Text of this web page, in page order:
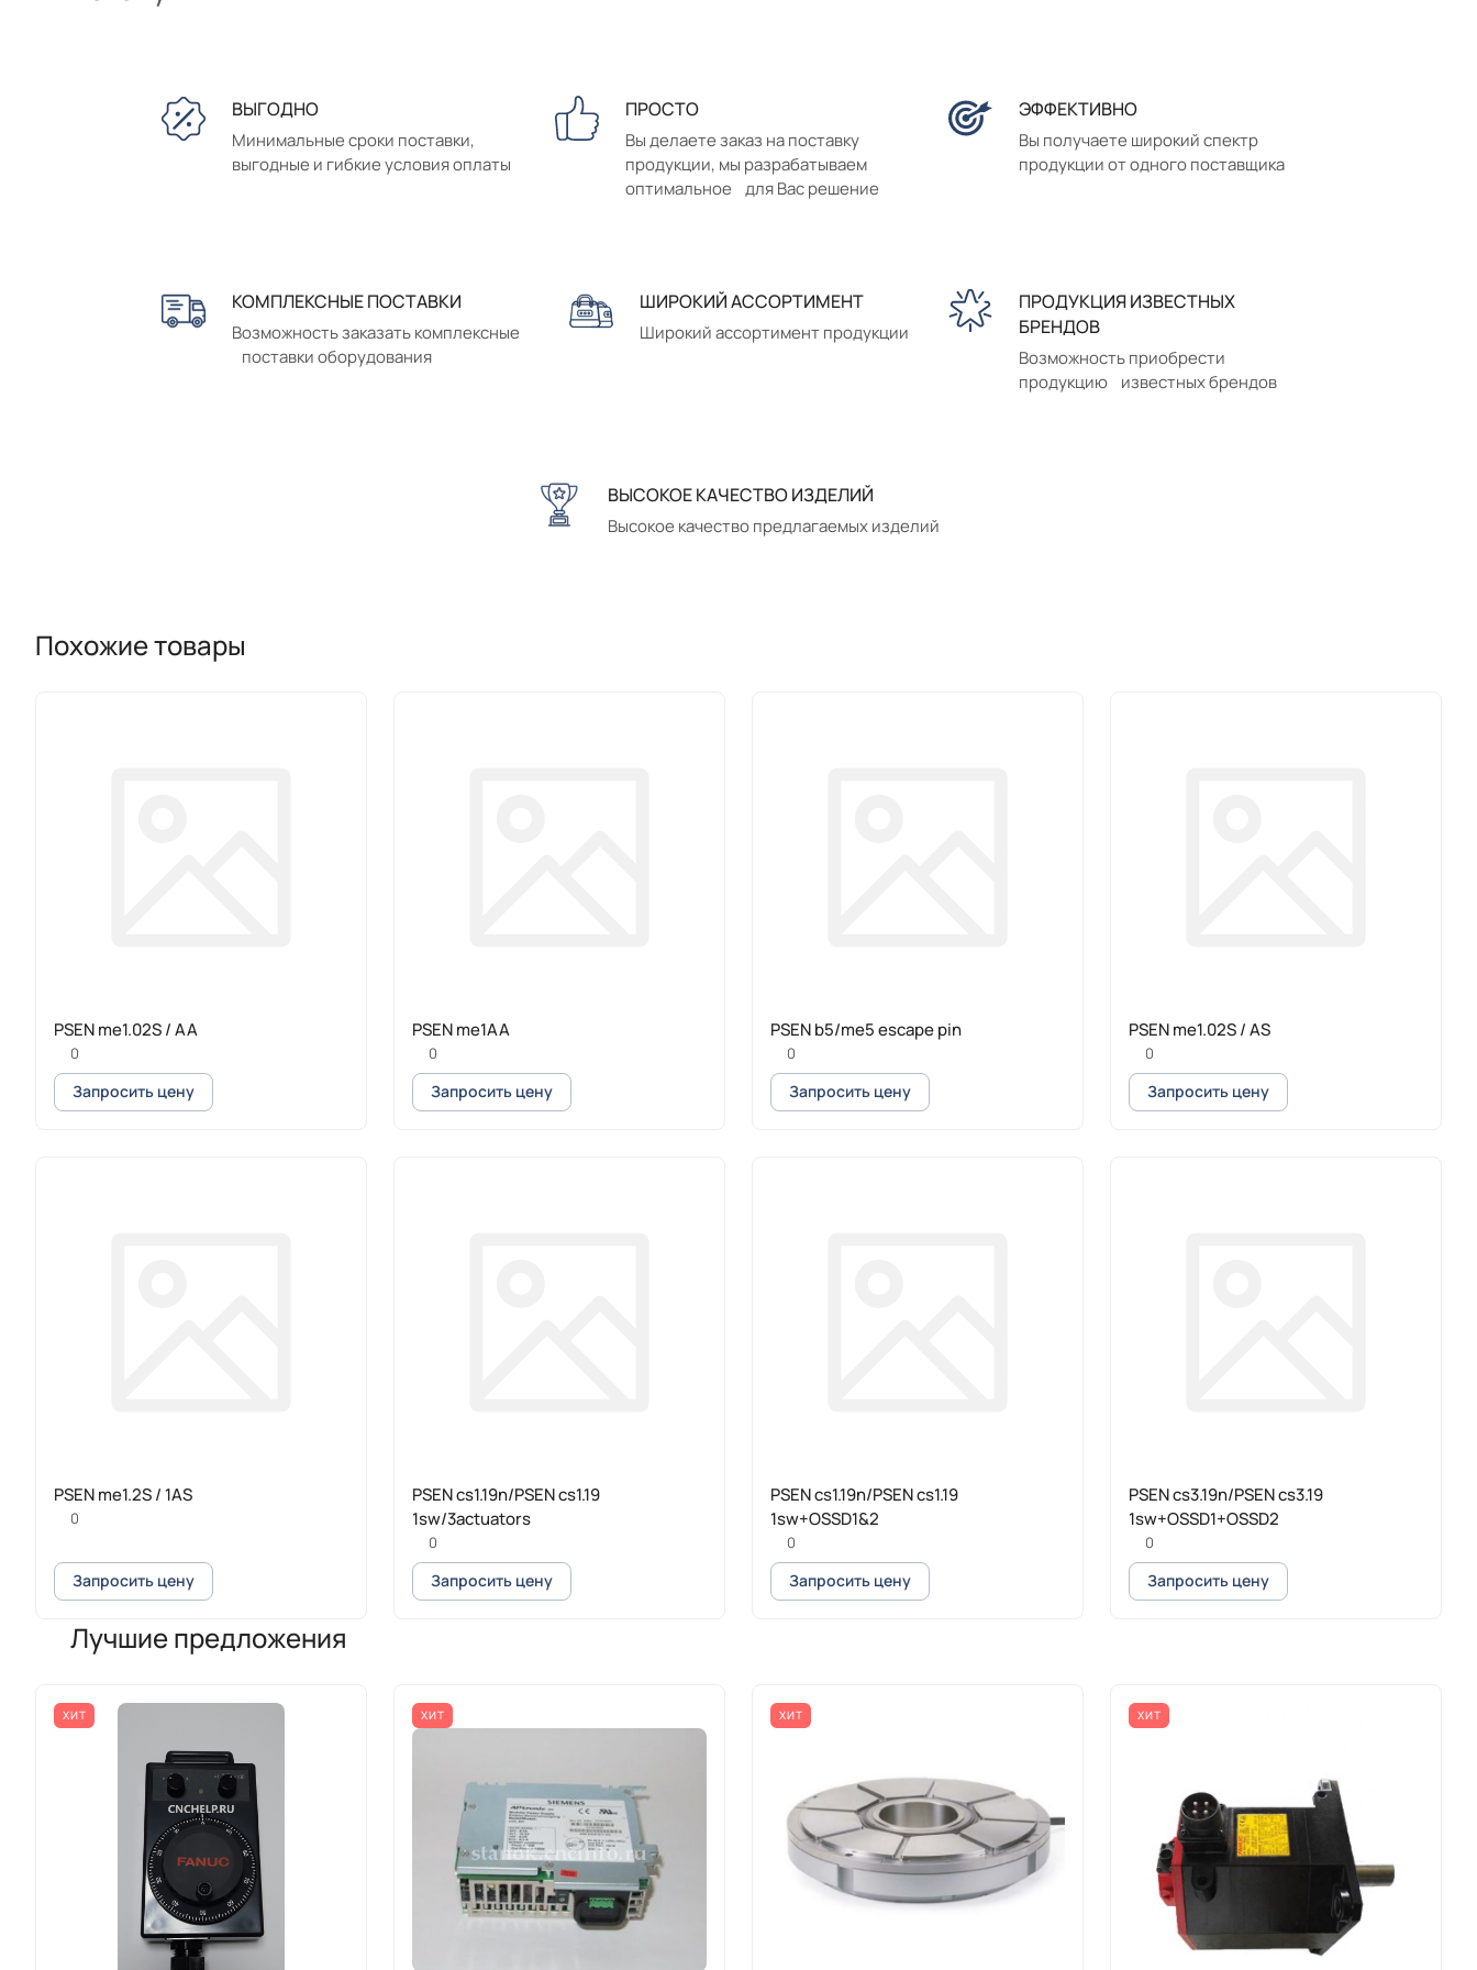
ВЫГОДНО
Минимальные сроки поставки,
выгодные и гибкие условия оплаты
ПРОСТО
Вы делаете заказ на поставку
продукции, мы разрабатываем
оптимальное для Вас решение
ЭФФЕКТИВНО
Вы получаете широкий спектр
продукции от одного поставщика
КОМПЛЕКСНЫЕ ПОСТАВКИ
Возможность заказать комплексные
поставки оборудования
ШИРОКИЙ АССОРТИМЕНТ
Широкий ассортимент продукции
ПРОДУКЦИЯ ИЗВЕСТНЫХ
БРЕНДОВ
Возможность приобрести
продукцию известных брендов
ВЫСОКОЕ КАЧЕСТВО ИЗДЕЛИЙ
Высокое качество предлагаемых изделий
Похожие товары
PSEN me1.02S / AA
0
Запросить цену
PSEN me1AA
0
Запросить цену
PSEN b5/me5 escape pin
0
Запросить цену
PSEN me1.02S / AS
0
Запросить цену
PSEN me1.2S / 1AS
0
Запросить цену
PSEN cs1.19n/PSEN cs1.19
1sw/3actuators
0
Запросить цену
PSEN cs1.19n/PSEN cs1.19
1sw+OSSD1&2
0
Запросить цену
PSEN cs3.19n/PSEN cs3.19
1sw+OSSD1+OSSD2
0
Запросить цену
Лучшие предложения
ХИТ ХИТ ХИТ ХИТ